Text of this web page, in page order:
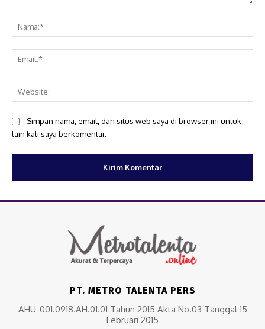
Simpan nama, email, dan situs web saya di browser ini untuk
lain kali saya berkomentar.
PT. METRO TALENTA PERS
AHU-001.0918.AH.01.01 Tahun 2015 Akta No.03 Tanggal 15
Februari 2015